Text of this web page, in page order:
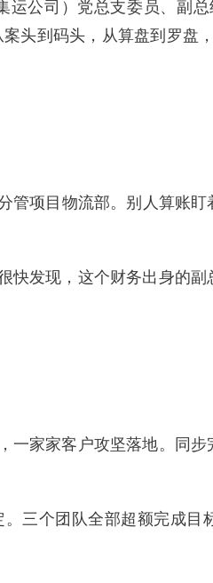
公司）党总支委员、副
头到码头，从算盘到罗盘
管项目物流部。别人算账
发现，这个财务出身的副
家家客户攻坚落地。同
三个团队全部超额完成目